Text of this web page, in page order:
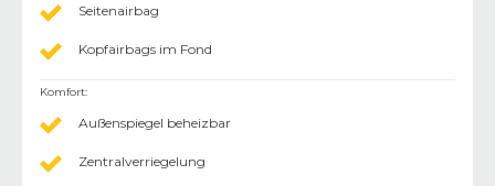
Seitenairbag
Kopfairbags im Fond
Komfort:
Außenspiegel beheizbar
Zentralverriegelung